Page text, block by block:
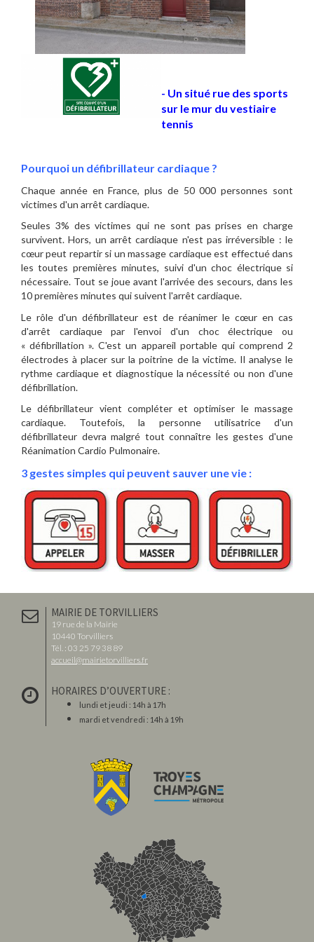
- Un situé rue des sports
sur le mur du vestiaire
tennis
Pourquoi un défibrillateur cardiaque ?
Chaque année en France, plus de 50 000 personnes sont
victimes d'un arrêt cardiaque.
Seules 3% des victimes qui ne sont pas prises en charge
survivent. Hors, un arrêt cardiaque n'est pas irréversible : le
cœur peut repartir si un massage cardiaque est effectué dans
les toutes premières minutes, suivi d'un choc électrique si
nécessaire. Tout se joue avant l'arrivée des secours, dans les
10 premières minutes qui suivent l'arrêt cardiaque.
Le rôle d'un défibrillateur est de réanimer le cœur en cas
d'arrêt cardiaque par l'envoi d'un choc électrique ou
« défibrillation ». C'est un appareil portable qui comprend 2
électrodes à placer sur la poitrine de la victime. Il analyse le
rythme cardiaque et diagnostique la nécessité ou non d'une
défibrillation.
Le défibrillateur vient compléter et optimiser le massage
cardiaque. Toutefois, la personne utilisatrice d'un
défibrillateur devra malgré tout connaître les gestes d'une
Réanimation Cardio Pulmonaire.
3 gestes simples qui peuvent sauver une vie :
MAIRIE DE TORVILLIERS
19 rue de la Mairie
10440 Torvilliers
Tél. : 03 25 79 38 89
accueil@mairietorvilliers.fr
HORAIRES D’OUVERTURE :
lundi et jeudi : 14h à 17h
mardi et vendredi : 14h à 19h